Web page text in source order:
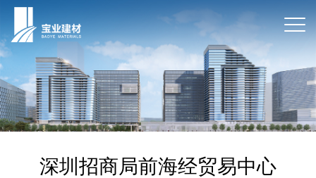
深圳招商局前海经贸易中心